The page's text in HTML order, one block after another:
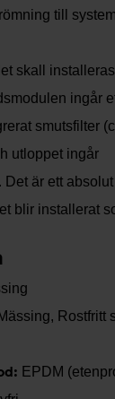
till
skall
ingår
smutsfilter
utloppet ingår
är ett
blir installerat
Mässing, Rostfritt
EPDM